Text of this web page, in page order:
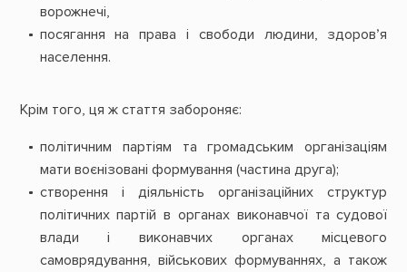
ворожнечі,
посягання на права і свободи людини, здоровʼя
населення.
Крім того, ця ж стаття забороняє:
політичним партіям та громадським організаціям
мати воєнізовані формування (частина друга);
створення і діяльність організаційних структур
політичних партій в органах виконавчої та судової
влади і виконавчих органах місцевого
самоврядування, військових формуваннях, а також